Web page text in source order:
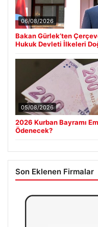
06/08/2026
Bakan Gürlek’ten
Hukuk Devleti İlkeleri
05/08/2026
2026 Kurban Bayramı
Ödenecek?
Son Eklenen Firmalar